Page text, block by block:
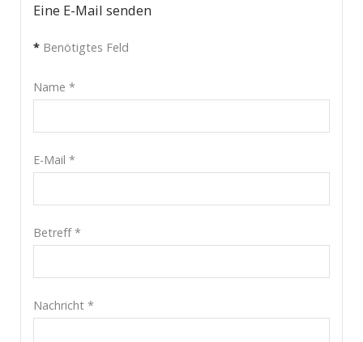
Eine E-Mail senden
* Benötigtes Feld
Name *
E-Mail *
Betreff*
Nachricht *